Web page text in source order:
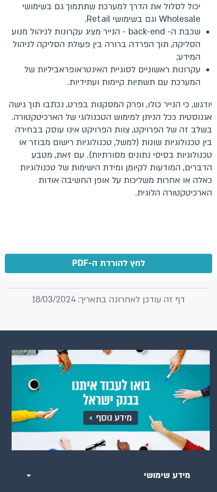
יכול לסלול את הדרך למערכת שתתמוך גם בשימושי
Wholesale וגם בשימושי Retail.
שכבת ה- back-end - הנייר מציג עקרונות לניהול מנוע
הסליקה, תוך הפרדה ברורה בין פעולת הסליקה לניהול
המידע;
עקרונות ראשוניים לסוגיית האינטראופראביליות של
המערכת עם תשתיות קיימות ועתידיות.
יודגש, כי הנייר כולו, ופרק המסקנות בפרט, נכתבו תוך גישה
אגנוסטית ככל הניתן למימוש הטכנולוגי של הארכיטקטורה.
בשלב זה של הפרויקט, צוות הפרויקט אינו עוסק בבחירה
בין טכנולוגיות שונות (למשל, טכנולוגיות רישום מבוזר או
טכנולוגיות בסיסי נתונים מסורתיות). עם זאת, מטבע
הדברים, המודעות לקיומן ומידת הישימות של טכנולוגיות
כאלה או אחרות משליכות על אופן החשיבה אודות
הארכיטקטורה הלוגית.
לחץ להורדת ה-PDF
דף זה עודכן לאחרונה בתאריך: 18/03/2024
מידע שימושי